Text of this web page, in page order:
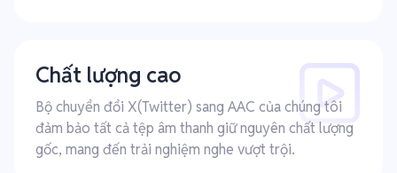
Chất lượng cao
Bộ chuyển đổi X(Twitter) sang AAC của chúng tôi
đảm bảo tất cả tệp âm thanh giữ nguyên chất lượng
gốc, mang đến trải nghiệm nghe vượt trội.